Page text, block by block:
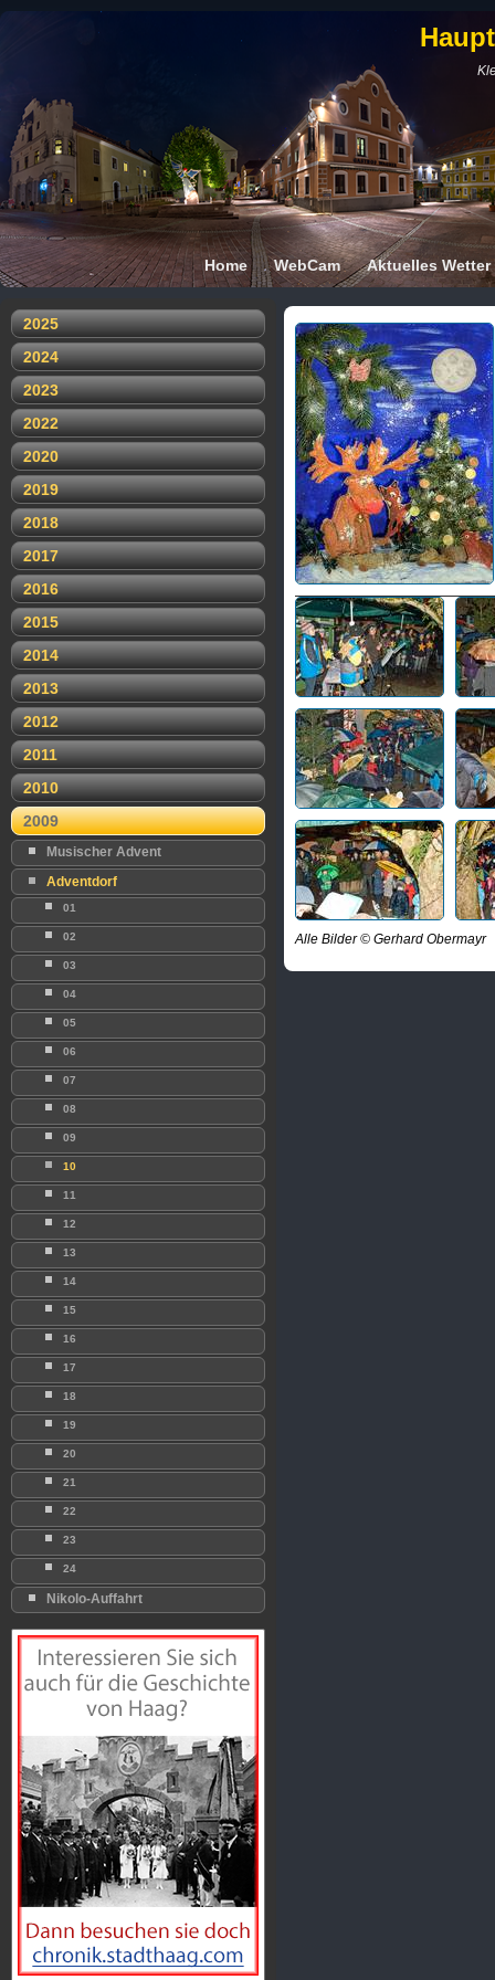
Home WebCam Aktuelles Wetter
2025
2024
2023
2022
2020
2019
2018
2017
2016
2015
2014
2013
2012
2011
2010
2009
Musischer Advent
Adventdorf
01
02
03
04
05
06
07
08
09
10
11
12
13
14
15
16
17
18
19
20
21
22
23
24
Nikolo-Auffahrt
Alle Bilder © Gerhard Obermayr